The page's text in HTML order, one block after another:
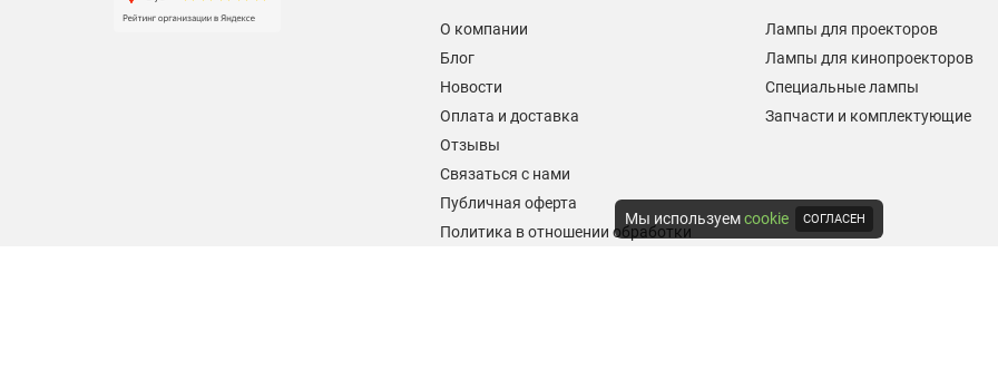
О компании
Блог
Новости
Оплата и доставка
Отзывы
Связаться с нами
Публичная оферта
Политика в отношении обработки
Лампы для проекторов
Лампы для кинопроекторов
Специальные лампы
Запчасти и комплектующие
Мы используемcookie СОГЛАСЕН